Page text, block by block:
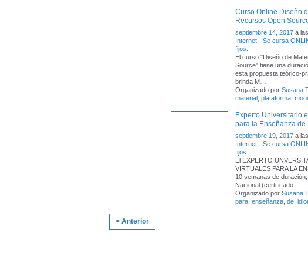
Curso Online Diseño
Recursos Open
septiembre 14, 2017 a
Internet - Se cursa
fijos.
El curso "Diseño de
Source" tiene una
esta propuesta teórico-
brinda M…
Organizado por Susana
material , plataforma,
Experto Universitario
para la Enseñanza de
septiembre 19, 2017 a
Internet - Se cursa
fijos.
El EXPERTO
VIRTUALES PARA LA
10 semanas de
Nacional (certificado
Organizado por Susana
para enseñanza de
< Anterior